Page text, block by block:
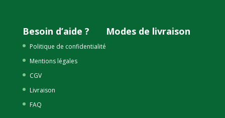
Besoin d’aide ?
Politique de confidentialité
Mentions légales
CGV
Livraison
FAQ
Modes de livraison